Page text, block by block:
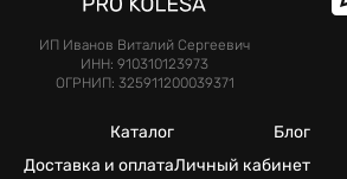
ИП Иванов Виталий Сергеевич
ИНН: 910310123973
ОГРНИП: 325911200039371
Каталог
Доставка и оплата
Блог
Личный кабинет